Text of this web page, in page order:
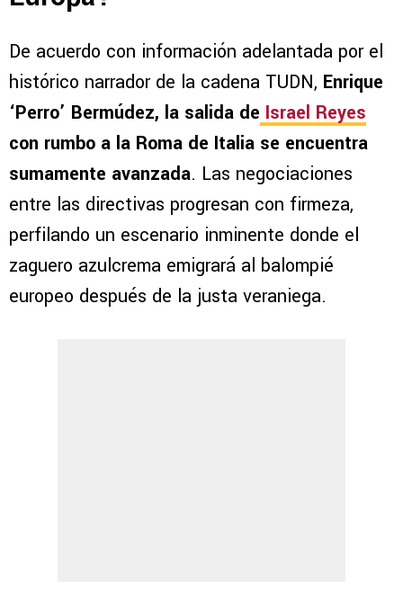
De acuerdo con información adelantada por el
histórico narrador de la cadena TUDN, Enrique
‘Perro’ Bermúdez, la salida de Israel Reyes
con rumbo a la Roma de Italia se encuentra
sumamente avanzada. Las negociaciones
entre las directivas progresan con firmeza,
perfilando un escenario inminente donde el
zaguero azulcrema emigrará al balompié
europeo después de la justa veraniega.